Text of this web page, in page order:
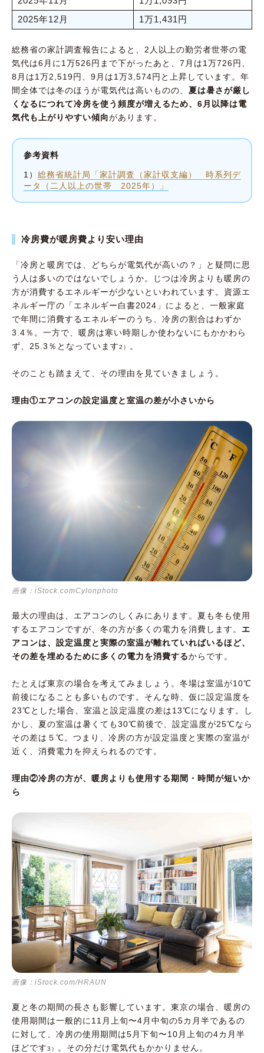
2025年12月
1万1,431円
総務省の家計調査報告によると、2人以上の勤労者世帯の電
気代は6月に1万526円まで下がったあと、7月は1万726円、
8月は1万2,519円、9月は1万3,574円と上昇しています。年
間全体では冬のほうが電気代は高いものの、 夏は暑さが厳し
くなるにつれて冷房を使う頻度が増えるため、6月以降は電
気代も上がりやすい傾向があります。
参考資料
1） 総務省統計局「家計調査（家計収支編） 時系列デ
ータ（二人以上の世帯 2025年）」
冷房費が暖房費より安い理由
「冷房と暖房では、どちらが電気代が高いの？」と疑問に思
う人は多いのではないでしょうか。じつは冷房よりも暖房の
方が消費するエネルギーが少ないといわれています。資源エ
ネルギー庁の「エネルギー白書2024」によると、一般家庭
で年間に消費するエネルギーのうち、冷房の割合はわずか
3.4％。一方で、暖房は寒い時期しか使わないにもかかわら
ず、25.3％となっています2） 。
そのことも踏まえて、その理由を見ていきましょう。
理由①エアコンの設定温度と室温の差が小さいから
画像：iStock.comCylonphoto
最大の理由は、エアコンのしくみにあります。夏も冬も使用
するエアコンですが、冬の方が多くの電力を消費します。 エ
アコンは、設定温度と実際の室温が離れていればいるほど、
その差を埋めるために多くの電力を消費するからです。
たとえば東京の場合を考えてみましょう。冬場は室温が10℃
前後になることも多いものです。そんな時、仮に設定温度を
23℃とした場合、室温と設定温度の差は13℃になります。し
かし、夏の室温は暑くても30℃前後で、設定温度が25℃なら
その差は５℃。つまり、冷房の方が設定温度と実際の室温が
近く、消費電力を抑えられるのです。
理由②冷房の方が、暖房よりも使用する期間・時間が短いか
ら
画像：iStock.com/HRAUN
夏と冬の期間の長さも影響しています。東京の場合、暖房の
使用期間は一般的に11月上旬〜4月中旬の5カ月半であるの
に対して、冷房の使用期間は5月下旬〜10月上旬の4カ月半
ほどです3） 。その分だけ電気代もかかりません。